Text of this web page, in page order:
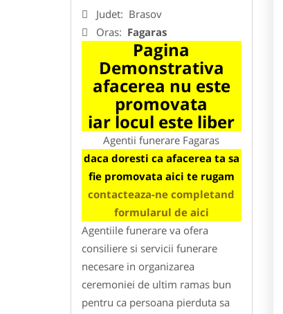
Judet: Brasov
Oras: Fagaras
Pagina
Demonstrativa
afacerea nu este
promovata
iar locul este liber
Agentii funerare Fagaras
daca doresti ca afacerea ta sa
fie promovata aici te rugam
contacteaza-ne completand
formularul de aici
Agentiile funerare va ofera
consiliere si servicii funerare
necesare in organizarea
ceremoniei de ultim ramas bun
pentru ca persoana pierduta sa